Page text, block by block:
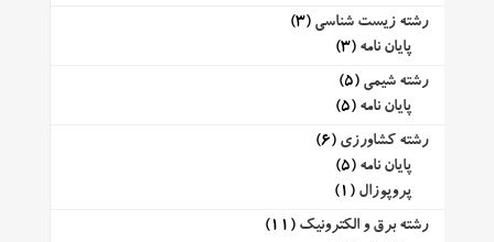
رشته زیست شناسی (3)
پایان نامه (3)
رشته شیمی (5)
پایان نامه (5)
رشته کشاورزی (6)
پایان نامه (5)
پروپوزال (1)
رشته برق و الکترونیک (11)